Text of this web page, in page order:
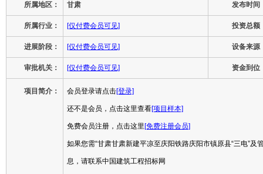
所属地区： 甘肃 发布时间
所属行业： [仅付费会员可见] 投资总额
进展阶段： [仅付费会员可见] 设备来源
审批机关： [仅付费会员可见] 资金到位
项目简介： 会员登录请点击[登录]
还不是会员，点击这里查看[项目样本]
免费会员注册，点击这里 [免费注册会员]
如果您需“甘肃甘肃新建平凉至庆阳铁路庆阳市镇原县“三电”
息，请联系中国建筑工程招标网